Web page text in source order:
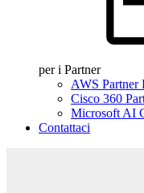
per i Partner
AWS Partner
Cisco 360
Microsoft AI
Contattaci